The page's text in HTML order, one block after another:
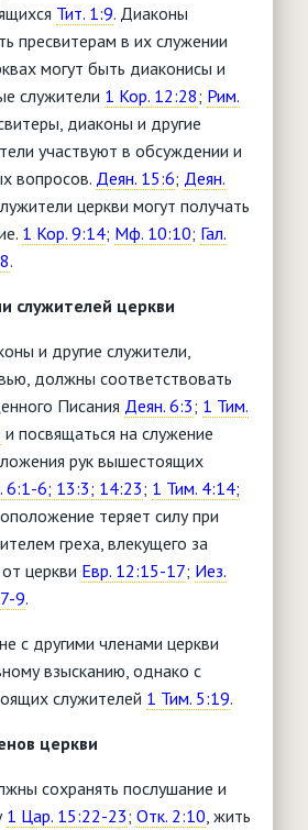
Тит. 1:9. Диаконы
пресвитерам в их служении
могут быть диаконисы и
служители 1 Кор. 12:28; Рим.
диаконы и другие
участвуют в обсуждении и
вопросов. Деян. 15:6; Деян.
церкви могут получать
1 Кор. 9:14; Мф. 10:10; Гал.
.
служителей церкви
и другие служители,
должны соответствовать
Писания Деян. 6:3; 1 Тим.
и посвящаться на служение
рук вышестоящих
6:1-6; 13:3; 14:23; 1 Тим. 4:14;
теряет силу при
греха, влекущего за
церкви Евр. 12:15-17; Иез.
9.
с другими членами церкви
взысканию, однако с
служителей 1 Тим. 5:19.
церкви
сохранять послушание и
1 Цар. 15:22-23; Отк. 2:10 , жить